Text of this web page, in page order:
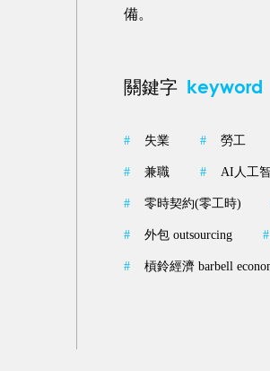
備。
關鍵字 keyword
# 失業 # 勞工
# 兼職 # AI人工
# 零時契約(零工時)
# 外包 outsourcing #
# 槓鈴經濟 barbell